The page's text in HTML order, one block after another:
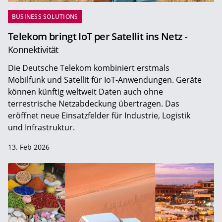
BUSINESS SOLUTIONS
Telekom bringt IoT per Satellit ins Netz -
Konnektivität
Die Deutsche Telekom kombiniert erstmals
Mobilfunk und Satellit für IoT-Anwendungen. Geräte
können künftig weltweit Daten auch ohne
terrestrische Netzabdeckung übertragen. Das
eröffnet neue Einsatzfelder für Industrie, Logistik
und Infrastruktur.
13. Feb 2026